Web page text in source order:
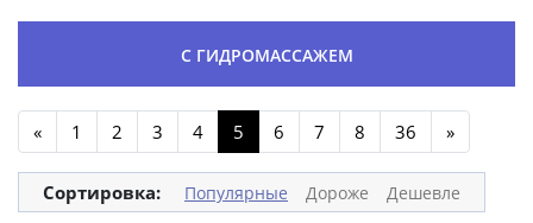
С ГИДРОМАССАЖЕМ
« 1 2 3 4 5 6 7 8 36 »
Сортировка: Популярные Дороже Дешевле